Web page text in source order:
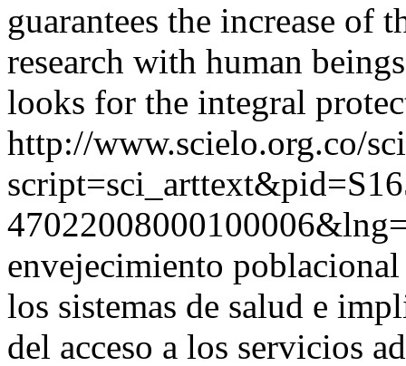
guarantees the increase of
research with human
looks for the integral
http://www.scielo.org.co/
envejecimiento
los sistemas de salud e
del acceso a los servicios